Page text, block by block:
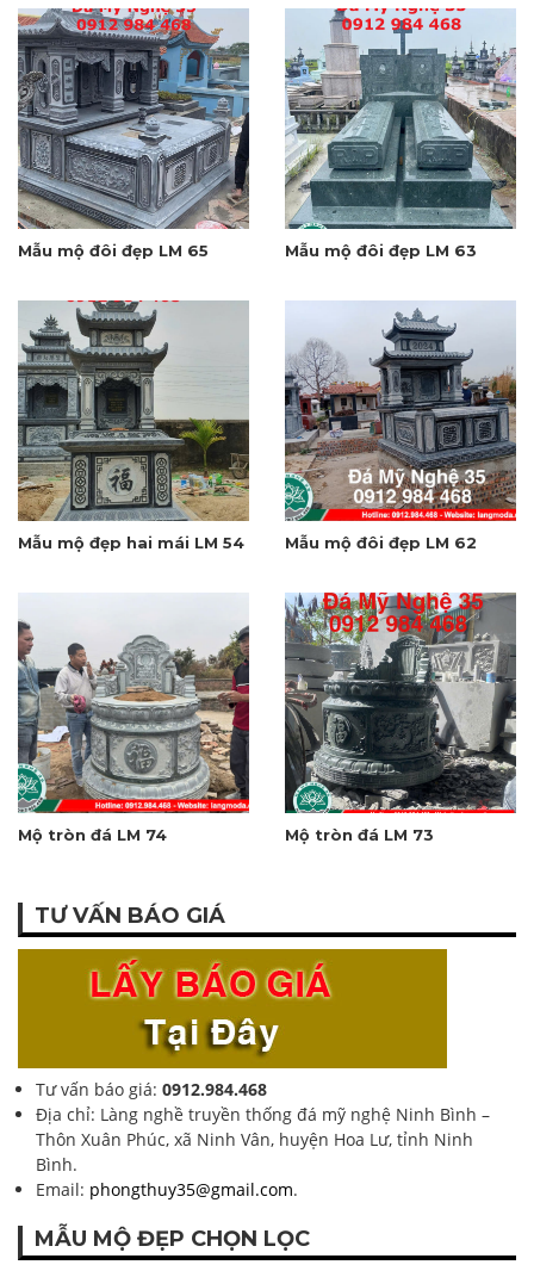
Mẫu mộ đôi đẹp LM 65 Mẫu mộ đôi đẹp LM 63
Mẫu mộ đẹp hai mái LM 54 Mẫu mộ đôi đẹp LM 62
Mộ tròn đá LM 74 Mộ tròn đá LM 73
TƯ VẤN BÁO GIÁ
Tư vấn báo giá: 0912.984.468
Địa chỉ: Làng nghề truyền thống đá mỹ nghệ Ninh Bình –
Thôn Xuân Phúc, xã Ninh Vân, huyện Hoa Lư, tỉnh Ninh
Bình.
Email: phongthuy35@gmail.com.
MẪU MỘ ĐẸP CHỌN LỌC